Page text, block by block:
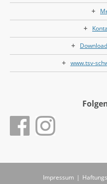
www.tsv-
Impressum |